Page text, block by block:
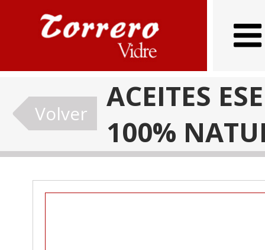
Volver
ACEITES
100%